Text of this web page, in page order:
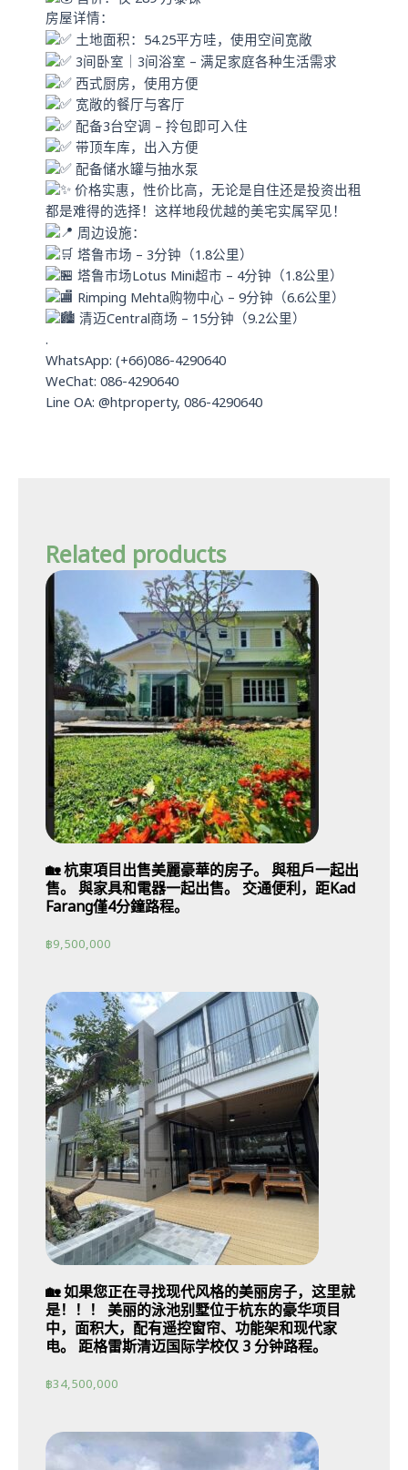
房屋详情：
土地面积：54.25平方哇，使用空间宽敞
3间卧室｜3间浴室 – 满足家庭各种生活需求
西式厨房，使用方便
宽敞的餐厅与客厅
配备3台空调 – 拎包即可入住
带顶车库，出入方便
配备储水罐与抽水泵
价格实惠，性价比高，无论是自住还是投资出租
都是难得的选择！这样地段优越的美宅实属罕见！
周边设施：
塔鲁市场 – 3分钟（1.8公里）
塔鲁市场Lotus Mini超市 – 4分钟（1.8公里）
Rimping Mehta购物中心 – 9分钟（6.6公里）
清迈Central商场 – 15分钟（9.2公里）
.
WhatsApp: (+66)086-4290640
WeChat: 086-4290640
Line OA: @htproperty, 086-4290640
Related products
🏡 杭東項目出售美麗豪華的房子。 與租戶一起出
售。 與家具和電器一起出售。 交通便利，距Kad
Farang僅4分鐘路程。
฿9,500,000
🏡 如果您正在寻找现代风格的美丽房子，这里就
是！！！ 美丽的泳池别墅位于杭东的豪华项目
中，面积大，配有遥控窗帘、功能架和现代家
电。 距格雷斯清迈国际学校仅 3 分钟路程。
฿34,500,000